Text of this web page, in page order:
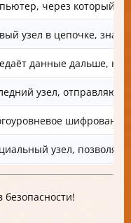
через который
узел в цепочке,
данные дальше, не
узел,
шифрование
узел,
безопасности!